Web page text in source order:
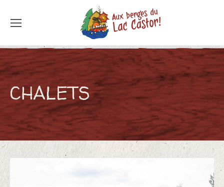
Aux berges du Lac Castor
Où la magie de l'homme rencontre la beauté de la terre
CHALETS